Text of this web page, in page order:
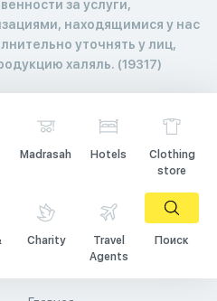
за услуги,
находящимися у нас
уточнять у лиц,
халяль. (19317)
Madrasah Hotels
Clothing
store
Charity
Travel
Agents
Поиск